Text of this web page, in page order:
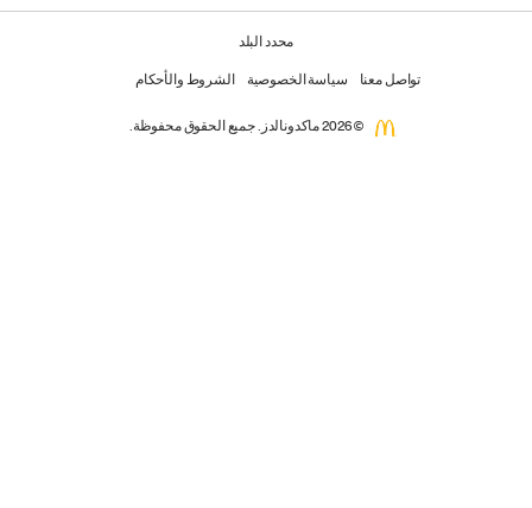
محدد البلد
تواصل معنا سياسة الخصوصية الشروط والأحكام
© 2026 ماكدونالدز. جميع الحقوق محفوظة.